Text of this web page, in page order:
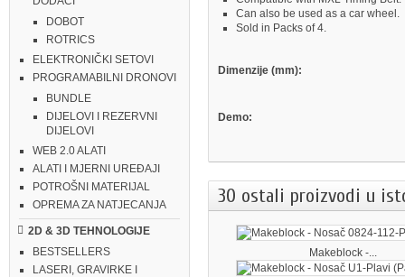
DOBOT
ROTRICS
ELEKTRONIČKI SETOVI
PROGRAMABILNI DRONOVI
BUNDLE
DIJELOVI I REZERVNI
DIJELOVI
WEB 2.0 ALATI
ALATI I MJERNI UREĐAJI
POTROŠNI MATERIJAL
OPREMA ZA NATJECANJA
2D & 3D TEHNOLOGIJE
BESTSELLERS
LASERI, GRAVIRKE I
Can also be used as a car wheel.
Sold in Packs of 4.
Dimenzije (mm):
Demo:
30 ostali proizvodi u
Makeblock -...